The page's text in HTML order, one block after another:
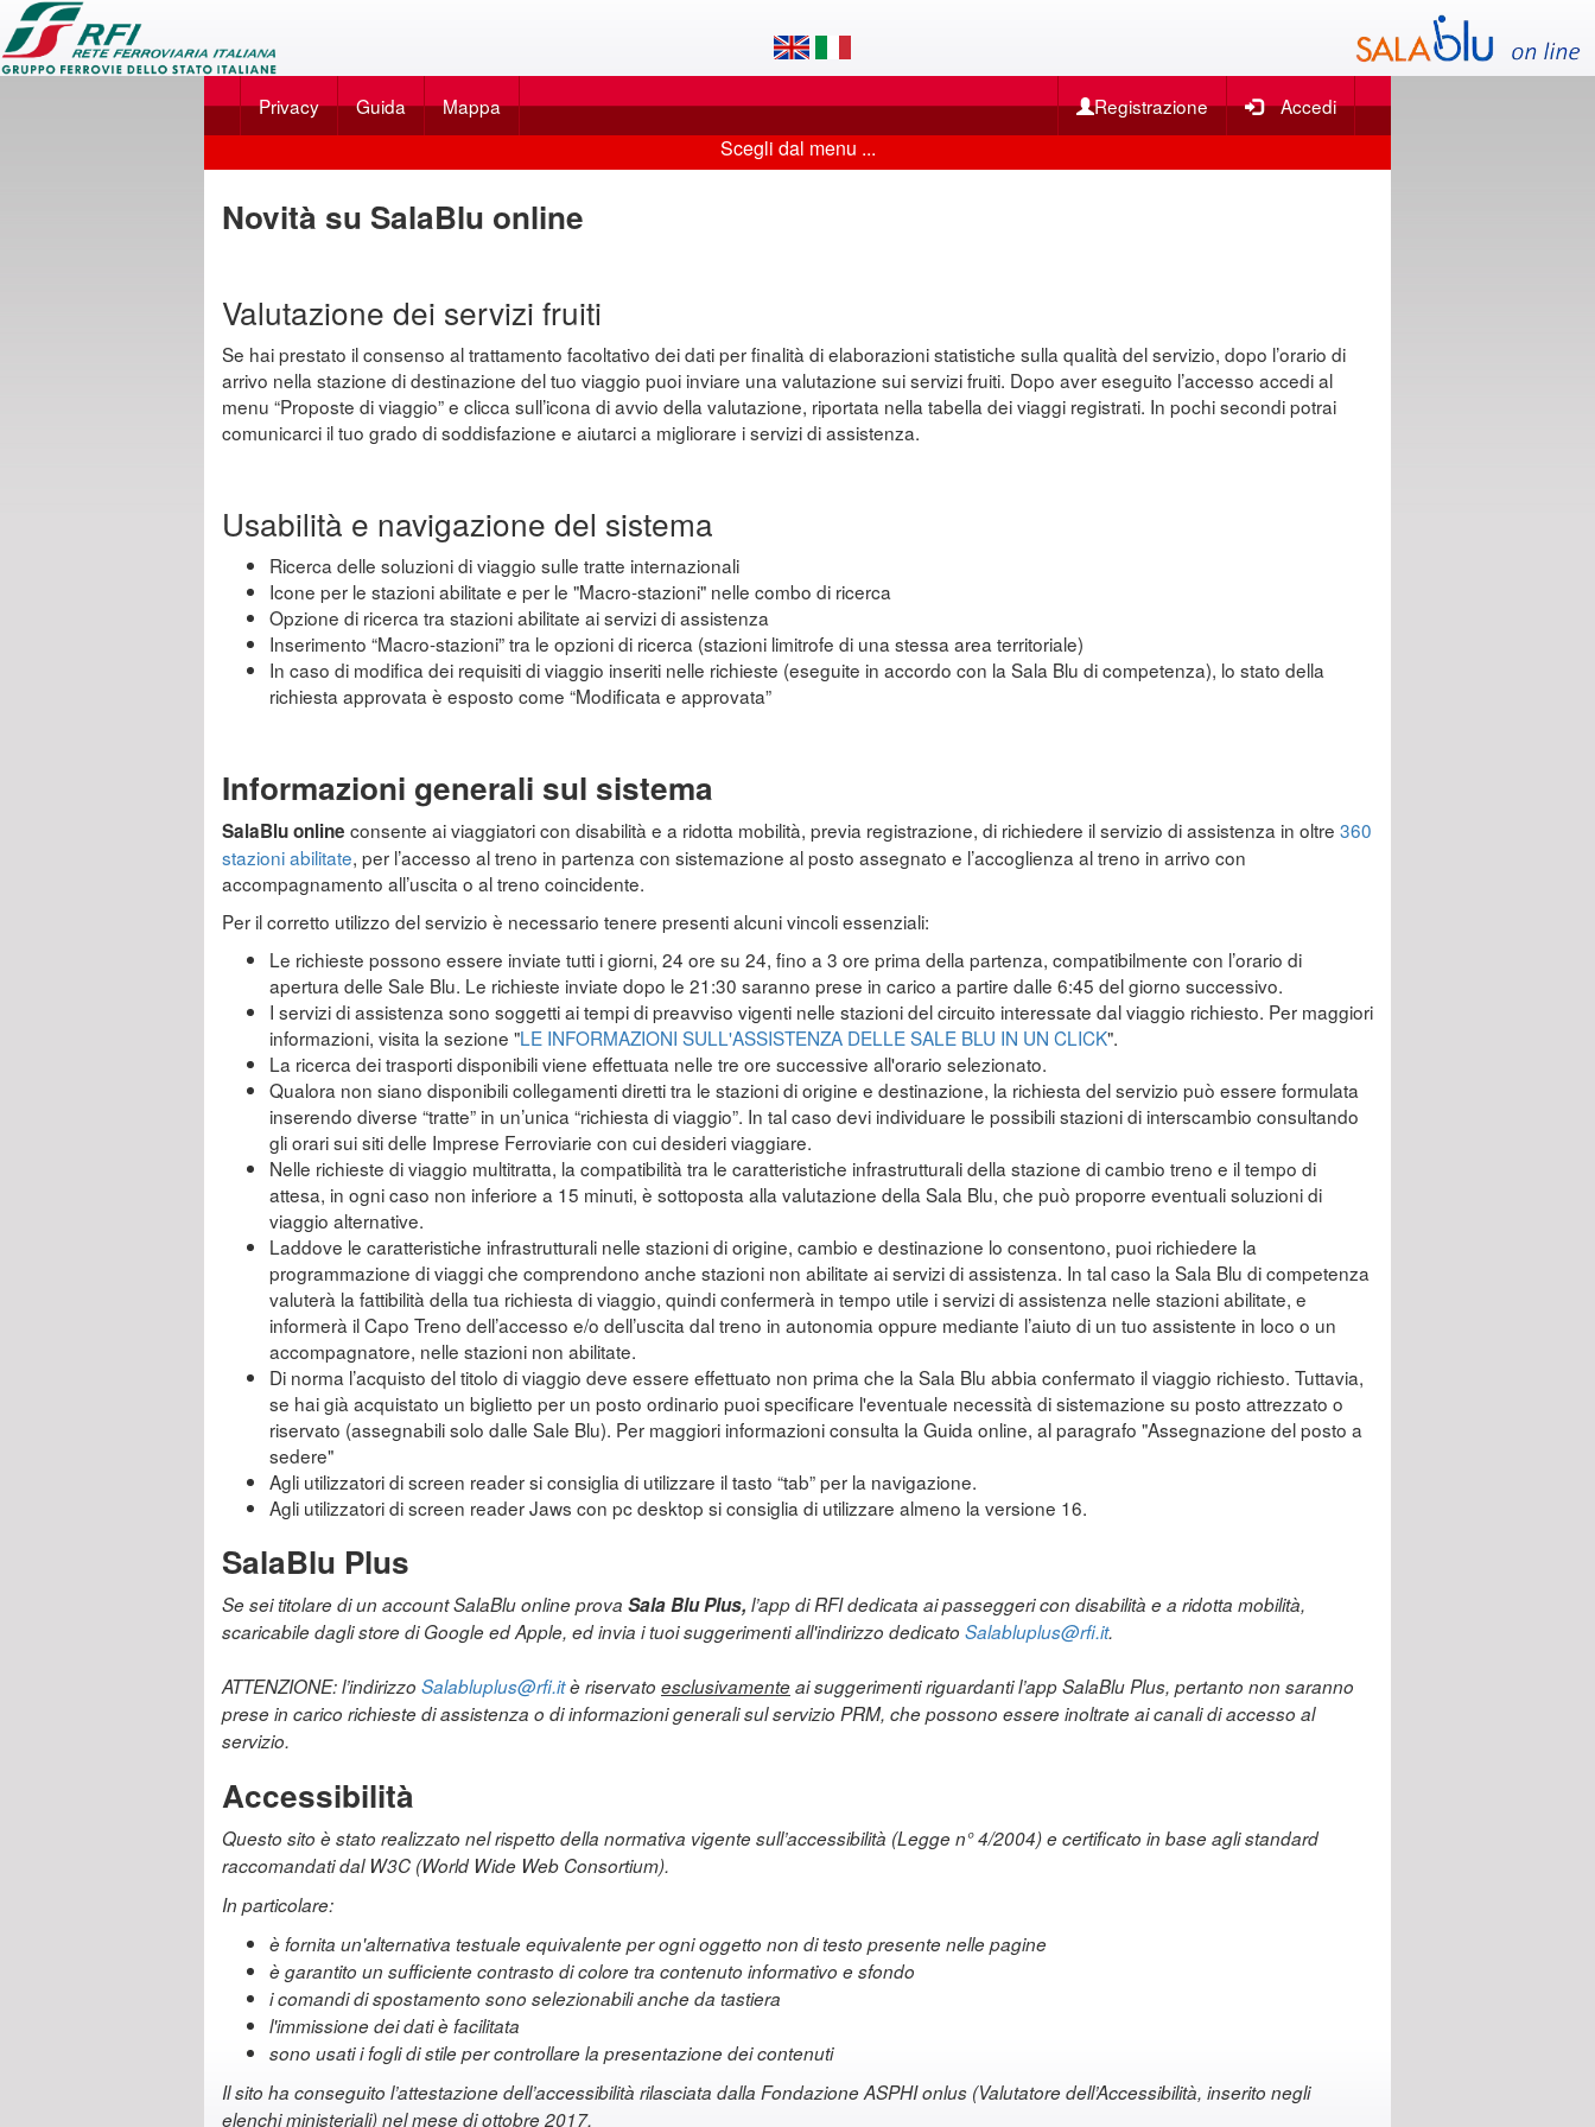
Applicazione
SalaBlu Privacy Guida Mappa Registrazione Accedi
Scegli
dal
menu
Scegli dal menu ...
Novità su SalaBlu online
Valutazione dei servizi fruiti
Se hai prestato il consenso al trattamento facoltativo dei dati per finalità di elaborazioni statistiche sulla qualità del servizio, dopo l’orario di
arrivo nella stazione di destinazione del tuo viaggio puoi inviare una valutazione sui servizi fruiti. Dopo aver eseguito l’accesso accedi al
menu “Proposte di viaggio” e clicca sull’icona di avvio della valutazione, riportata nella tabella dei viaggi registrati. In pochi secondi potrai
comunicarci il tuo grado di soddisfazione e aiutarci a migliorare i servizi di assistenza.
Usabilità e navigazione del sistema
Ricerca delle soluzioni di viaggio sulle tratte internazionali
Icone per le stazioni abilitate e per le "Macro-stazioni" nelle combo di ricerca
Opzione di ricerca tra stazioni abilitate ai servizi di assistenza
Inserimento “Macro-stazioni” tra le opzioni di ricerca (stazioni limitrofe di una stessa area territoriale)
In caso di modifica dei requisiti di viaggio inseriti nelle richieste (eseguite in accordo con la Sala Blu di competenza), lo stato della
richiesta approvata è esposto come “Modificata e approvata”
Informazioni generali sul sistema
SalaBlu online consente ai viaggiatori con disabilità e a ridotta mobilità, previa registrazione, di richiedere il servizio di assistenza in oltre 360
stazioni abilitate, per l’accesso al treno in partenza con sistemazione al posto assegnato e l’accoglienza al treno in arrivo con
accompagnamento all’uscita o al treno coincidente.
Per il corretto utilizzo del servizio è necessario tenere presenti alcuni vincoli essenziali:
Le richieste possono essere inviate tutti i giorni, 24 ore su 24, fino a 3 ore prima della partenza, compatibilmente con l’orario di
apertura delle Sale Blu. Le richieste inviate dopo le 21:30 saranno prese in carico a partire dalle 6:45 del giorno successivo.
I servizi di assistenza sono soggetti ai tempi di preavviso vigenti nelle stazioni del circuito interessate dal viaggio richiesto. Per maggiori
informazioni, visita la sezione "LE INFORMAZIONI SULL'ASSISTENZA DELLE SALE BLU IN UN CLICK".
La ricerca dei trasporti disponibili viene effettuata nelle tre ore successive all'orario selezionato.
Qualora non siano disponibili collegamenti diretti tra le stazioni di origine e destinazione, la richiesta del servizio può essere formulata
inserendo diverse “tratte” in un’unica “richiesta di viaggio”. In tal caso devi individuare le possibili stazioni di interscambio consultando
gli orari sui siti delle Imprese Ferroviarie con cui desideri viaggiare.
Nelle richieste di viaggio multitratta, la compatibilità tra le caratteristiche infrastrutturali della stazione di cambio treno e il tempo di
attesa, in ogni caso non inferiore a 15 minuti, è sottoposta alla valutazione della Sala Blu, che può proporre eventuali soluzioni di
viaggio alternative.
Laddove le caratteristiche infrastrutturali nelle stazioni di origine, cambio e destinazione lo consentono, puoi richiedere la
programmazione di viaggi che comprendono anche stazioni non abilitate ai servizi di assistenza. In tal caso la Sala Blu di competenza
valuterà la fattibilità della tua richiesta di viaggio, quindi confermerà in tempo utile i servizi di assistenza nelle stazioni abilitate, e
informerà il Capo Treno dell’accesso e/o dell’uscita dal treno in autonomia oppure mediante l’aiuto di un tuo assistente in loco o un
accompagnatore, nelle stazioni non abilitate.
Di norma l’acquisto del titolo di viaggio deve essere effettuato non prima che la Sala Blu abbia confermato il viaggio richiesto. Tuttavia,
se hai già acquistato un biglietto per un posto ordinario puoi specificare l'eventuale necessità di sistemazione su posto attrezzato o
riservato (assegnabili solo dalle Sale Blu). Per maggiori informazioni consulta la Guida online, al paragrafo "Assegnazione del posto a
sedere"
Agli utilizzatori di screen reader si consiglia di utilizzare il tasto “tab” per la navigazione.
Agli utilizzatori di screen reader Jaws con pc desktop si consiglia di utilizzare almeno la versione 16.
SalaBlu Plus
Se sei titolare di un account SalaBlu online prova Sala Blu Plus, l’app di RFI dedicata ai passeggeri con disabilità e a ridotta mobilità,
scaricabile dagli store di Google ed Apple, ed invia i tuoi suggerimenti all'indirizzo dedicato Salabluplus@rfi.it.
ATTENZIONE: l’indirizzo Salabluplus@rfi.itè riservato esclusivamenteai suggerimenti riguardanti l’app SalaBlu Plus, pertanto non saranno
prese in carico richieste di assistenza o di informazioni generali sul servizio PRM, che possono essere inoltrate ai canali di accesso al
servizio.
Accessibilità
Questo sito è stato realizzato nel rispetto della normativa vigente sull’accessibilità (Legge n° 4/2004) e certificato in base agli standard
raccomandati dal W3C (World Wide Web Consortium).
In particolare:
è fornita un'alternativa testuale equivalente per ogni oggetto non di testo presente nelle pagine
è garantito un sufficiente contrasto di colore tra contenuto informativo e sfondo
i comandi di spostamento sono selezionabili anche da tastiera
l'immissione dei dati è facilitata
sono usati i fogli di stile per controllare la presentazione dei contenuti
Il sito ha conseguito l’attestazione dell’accessibilità rilasciata dalla Fondazione ASPHI onlus (Valutatore dell’Accessibilità, inserito negli
elenchi ministeriali) nel mese di ottobre 2017.